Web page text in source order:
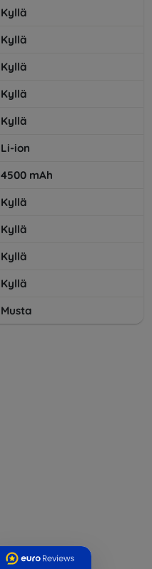
Kyllä
Kyllä
Kyllä
Kyllä
Kyllä
Li-ion
4500 mAh
Kyllä
Kyllä
Kyllä
Kyllä
Musta